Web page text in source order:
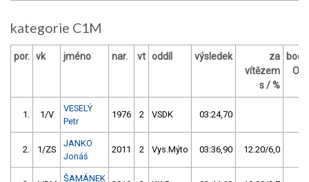
kategorie C1M
por. vk jméno nar. vt oddíl výsledek
za
vítězem
s / %
body
OM
1. 1/V
VESELÝ
Petr
1976 2 VSDK 03:24,70
2. 1/ZS
JANKO
Jonáš
2011 2 Vys.Mýto 03:36,90 12.20/6,0
ŠAMÁNEK